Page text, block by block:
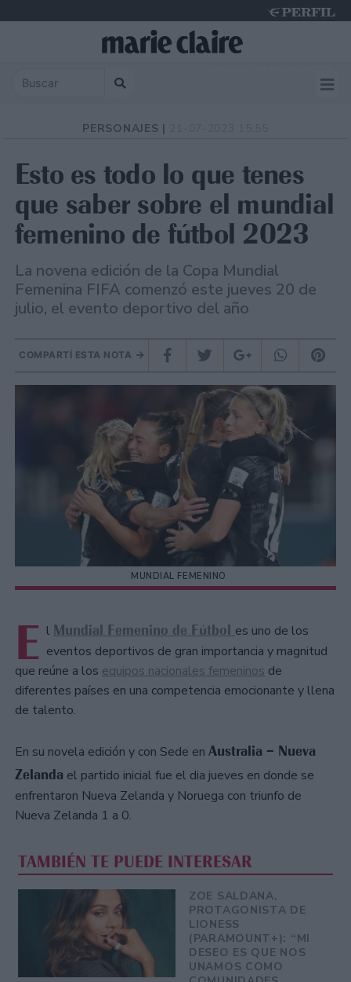
PERSONAJES |
Esto es todo lo que tenes
que saber sobre el mundial
femenino de fútbol 2023
La novena edición de la Copa Mundial
Femenina FIFA comenzó este jueves 20 de
julio, el evento deportivo del año
COMPARTÍ ESTA NOTA
MUNDIAL FEMENINO
E l Mundial Femenino de Fútbol es uno de los
eventos deportivos de gran importancia y magnitud
que reúne a los equipos nacionales femeninos de
diferentes países en una competencia emocionante y llena
de talento.
En su novela edición y con Sede en Australia – Nueva
Zelanda el partido inicial fue el dia jueves en donde se
enfrentaron Nueva Zelanda y Noruega con triunfo de
Nueva Zelanda 1 a 0.
TAMBIÉN TE PUEDE INTERESAR
ZOE SALDANA,
PROTAGONISTA DE
LIONESS
(PARAMOUNT+): “MI
DESEO ES QUE NOS
UNAMOS COMO